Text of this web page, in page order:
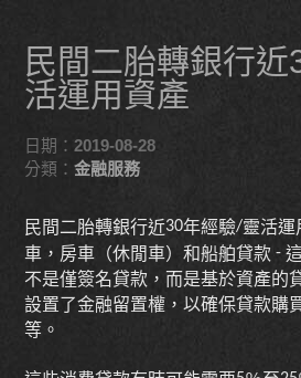
民間二胎轉銀行近
活運用資產
日期：2019-08-28
分類：金融服務
民間二胎轉銀行近30年經驗/靈活運
車，房車（休閒車）和船舶貸款 -
不是僅簽名貸款，而是基於資產的
設置了金融留置權，以確保貸款購
等。